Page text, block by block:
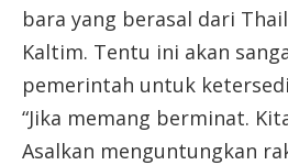
bara yang berasal dari
Kaltim. Tentu ini akan
pemerintah untuk
“Jika memang berminat.
Asalkan menguntungkan